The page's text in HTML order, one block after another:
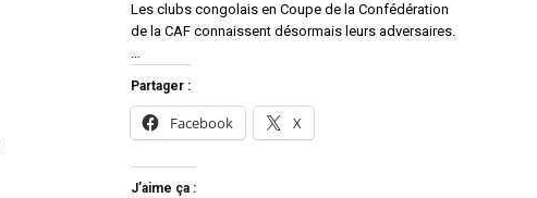
Les clubs congolais en Coupe de la Confédération
de la CAF connaissent désormais leurs adversaires.
…
Partager :
Facebook X
J’aime ça :